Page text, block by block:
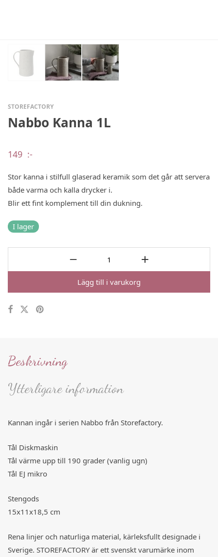
STOREFACTORY
Nabbo Kanna 1L
149 :-
Stor kanna i stilfull glaserad keramik som det går att servera
både varma och kalla drycker i.
Blir ett fint komplement till din dukning.
I lager
Lägg till i varukorg
Beskrivning
Ytterligare information
Kannan ingår i serien Nabbo från Storefactory.
Tål Diskmaskin
Tål värme upp till 190 grader (vanlig ugn)
Tål EJ mikro
Stengods
15x11x18,5 cm
Rena linjer och naturliga material, kärleksfullt designade i
Sverige. STOREFACTORY är ett svenskt varumärke inom